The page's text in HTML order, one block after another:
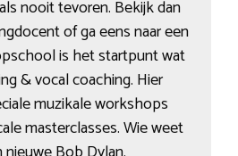
nooit tevoren. Bekijk dan
of ga eens naar een
is het startpunt wat
& vocal coaching. Hier
muzikale workshops
masterclasses. Wie weet